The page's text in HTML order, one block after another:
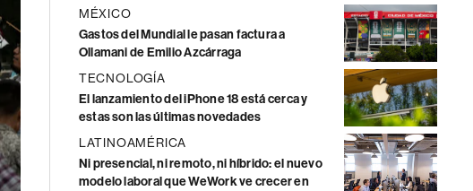
MÉXICO
Gastos del Mundial le pasan factura a
Ollamani de Emilio Azcárraga
TECNOLOGÍA
El lanzamiento del iPhone 18 está cerca y
estas son las últimas novedades
LATINOAMÉRICA
Ni presencial, ni remoto, ni híbrido: el nuevo
modelo laboral que WeWork ve crecer en